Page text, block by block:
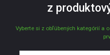
z
Vyberte si z obľúbených kategórií a